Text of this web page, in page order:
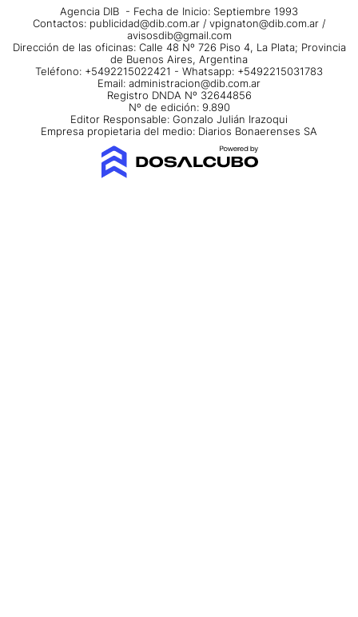
Agencia DIB - Fecha de Inicio: Septiembre 1993
Contactos: publicidad@dib.com.ar / vpignaton@dib.com.ar /
avisosdib@gmail.com
Dirección de las oficinas: Calle 48 Nº 726 Piso 4, La Plata; Provincia
de Buenos Aires, Argentina
Teléfono: +5492215022421 - Whatsapp: +5492215031783
Email: administracion@dib.com.ar
Registro DNDA Nº 32644856
Nº de edición: 9.890
Editor Responsable: Gonzalo Julián Irazoqui
Empresa propietaria del medio: Diarios Bonaerenses SA